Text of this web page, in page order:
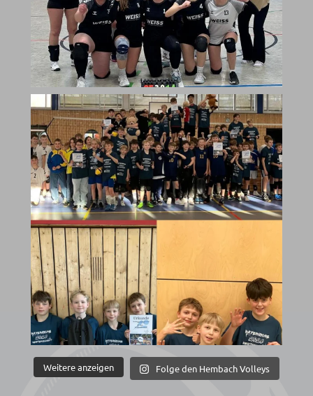
Weitere anzeigen Folge den Hembach Volleys